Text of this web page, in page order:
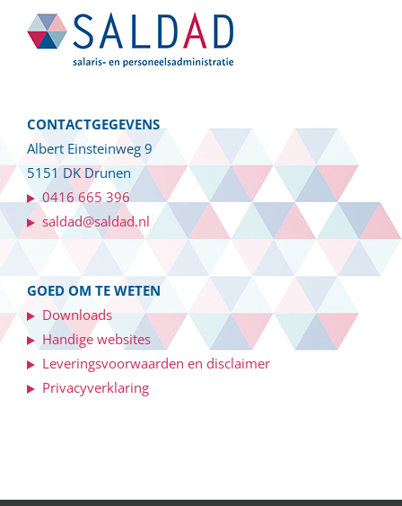
CONTACTGEGEVENS
Albert Einsteinweg 9
5151 DK Drunen
0416 665 396
saldad@saldad.nl
GOED OM TE WETEN
Downloads
Handige websites
Leveringsvoorwaarden en disclaimer
Privacyverklaring